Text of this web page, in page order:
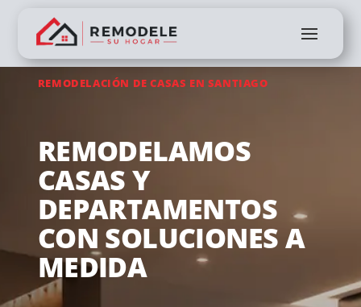
REMODELACIÓN DE CASAS EN SANTIAGO
REMODELAMOS
CASAS Y
DEPARTAMENTOS
CON SOLUCIONES A
MEDIDA